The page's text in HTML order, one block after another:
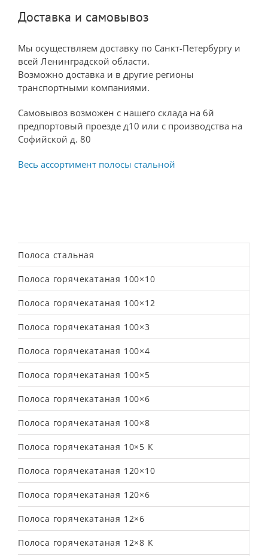
Доставка и самовывоз
Мы осуществляем доставку по Санкт-Петербургу и
всей Ленинградской области.
Возможно доставка и в другие регионы
транспортными компаниями.
Самовывоз возможен с нашего склада на 6й
предпортовый проезде д10 или с производства на
Софийской д. 80
Весь ассортимент полосы стальной
Полоса стальная
Полоса горячекатаная 100×10
Полоса горячекатаная 100×12
Полоса горячекатаная 100×3
Полоса горячекатаная 100×4
Полоса горячекатаная 100×5
Полоса горячекатаная 100×6
Полоса горячекатаная 100×8
Полоса горячекатаная 10×5 К
Полоса горячекатаная 120×10
Полоса горячекатаная 120×6
Полоса горячекатаная 12×6
Полоса горячекатаная 12×8 К